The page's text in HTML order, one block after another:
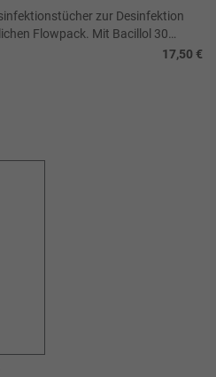
zur Desinfektion
Flowpack. Mit Bacillol 30
17,50 €